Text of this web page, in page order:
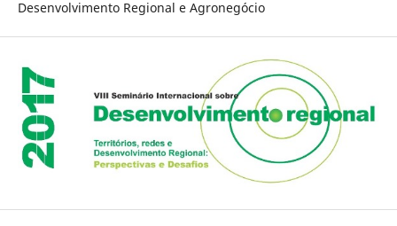
Desenvolvimento Regional e Agronegócio